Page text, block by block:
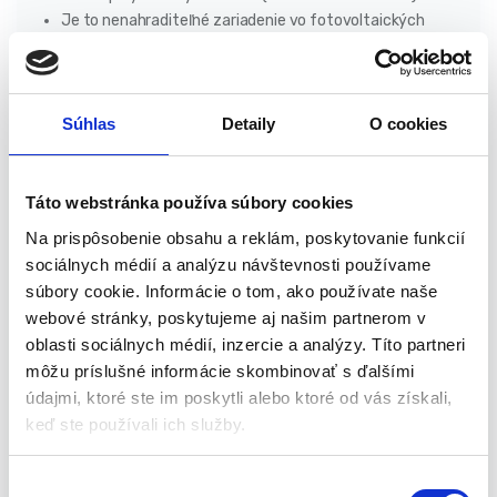
Súhlas Detaily O cookies
Táto webstránka používa súbory cookies
Na prispôsobenie obsahu a reklám, poskytovanie funkcií
sociálnych médií a analýzu návštevnosti používame
súbory cookie. Informácie o tom, ako používate naše
webové stránky, poskytujeme aj našim partnerom v
oblasti sociálnych médií, inzercie a analýzy. Títo partneri
môžu príslušné informácie skombinovať s ďalšími
údajmi, ktoré ste im poskytli alebo ktoré od vás získali,
keď ste používali ich služby.
Je to nenahraditeľné zariadenie vo fotovoltaických
systémoch, ktoré chráni batériu pred prebitím a úplným
Tento regulátor napätia je kompatibilný iba so solárnymi
panelmi. Neodporúča sa pripájať ho k iným zdrojom
90-143, 90-144).
Vlastnosti:
má vstavaný ovládač, ktorý umožňuje pohodlné nastavenie
parametrov,
vyznačuje sa 3-stupňovou reguláciou PWM nabíjania,
vybavené ochranou proti skratu, ochranou proti nesprávnej
polarite a proti preťaženiu,
dvojitá ochrana proti spätnému prúdu MOSFET,
batériou (v rozhraní batérie podržte na 3 sekundy tlačidlo